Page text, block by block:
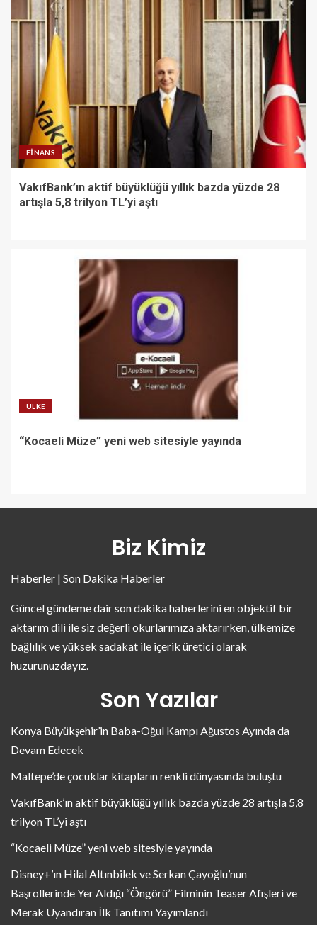
FINANS
VakıfBank’ın aktif büyüklüğü yıllık bazda yüzde 28
artışla 5,8 trilyon TL’yi aştı
ÜLKE
“Kocaeli Müze” yeni web sitesiyle yayında
Biz Kimiz
Haberler | Son Dakika Haberler
Güncel gündeme dair son dakika haberlerini en objektif bir
aktarım dili ile siz değerli okurlarımıza aktarırken, ülkemize
bağlılık ve yüksek sadakat ile içerik üretici olarak
huzurunuzdayız.
Son Yazılar
Konya Büyükşehir’in Baba-Oğul Kampı Ağustos Ayında da
Devam Edecek
Maltepe’de çocuklar kitapların renkli dünyasında buluştu
VakıfBank’ın aktif büyüklüğü yıllık bazda yüzde 28 artışla 5,8
trilyon TL’yi aştı
“Kocaeli Müze” yeni web sitesiyle yayında
Disney+’ın Hilal Altınbilek ve Serkan Çayoğlu’nun
Başrollerinde Yer Aldığı “Öngörü” Filminin Teaser Afişleri ve
Merak Uyandıran İlk Tanıtımı Yayımlandı